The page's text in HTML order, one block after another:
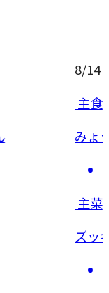
8/14
主食
みょ
主菜
ズッ